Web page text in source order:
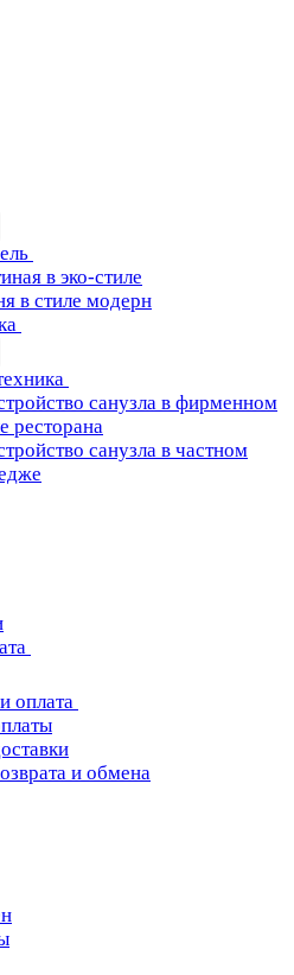
в эко-стиле
в стиле модерн
санузла в фирменном
ресторана
санузла в частном
оплата
и обмена